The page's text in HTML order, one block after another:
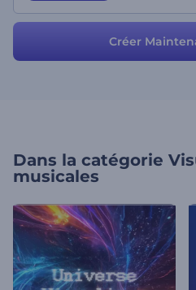
Créer
Dans la catégorie
musicales